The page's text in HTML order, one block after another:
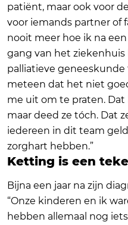
patiënt, maar ook voor
voor iemands partner of
nooit meer hoe ik na
gang van het
palliatieve geneeskunde
meteen dat het niet
me uit om te praten.
maar deed ze tóch. Dat
iedereen in dit team
zorghart hebben.”
Ketting is een
Bijna een jaar na zijn
“Onze kinderen en ik
hebben allemaal nog